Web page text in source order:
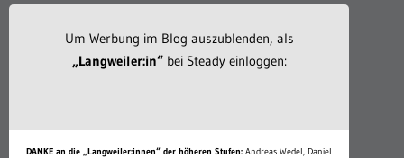
Um Werbung im Blog auszublenden, als
„Langweiler:in“bei Steady einloggen:
DANKE an die „Langweiler:innen“ der höheren Stufen: Andreas Wedel, Daniel